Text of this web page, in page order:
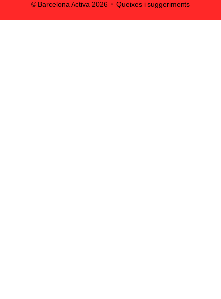
© Barcelona Activa 2026 Queixes i suggeriments